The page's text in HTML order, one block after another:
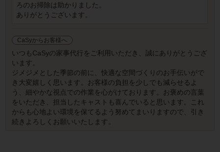
ろのお掃除は助かりました。
ありがとうございます。
CaSyからお客様へ
いつもCaSyの家事代行をご利用いただき、誠にありがとうござ
います。
ジメジメとした季節の前に、快適な空間づくりのお手伝いがで
き大変嬉しく思います。お客様の負担を少しでも減らせるよ
う、細やかな視点での作業を心がけております。お褒めの言葉
をいただき、担当したキャストも喜んでいると思います。これ
からも心地よい環境を保てるよう努めてまいりますので、引き
続きよろしくお願いいたします。